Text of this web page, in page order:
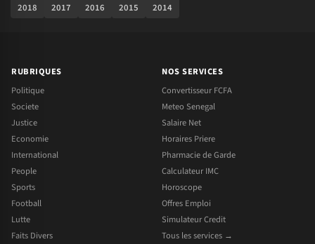
2018
2017 2016 2015 2014
RUBRIQUES
Politique
Societe
Justice
Economie
International
People
Sports
Football
Lutte
Faits Divers
NOS SERVICES
Convertisseur FCFA
Meteo Senegal
Salaire Net
Horaires Priere
Pharmacie de Garde
Calculateur IMC
Horoscope
Offres Emploi
Simulateur Credit
Tous les services →